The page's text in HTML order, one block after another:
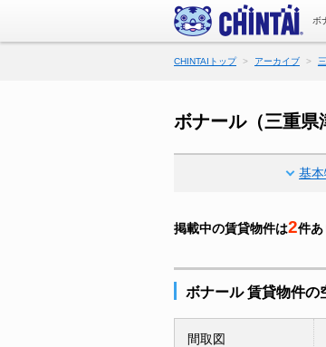
ボ
CHINTAIトップ アーカイブ
ボナール（三重県
基
掲載中の賃貸物件は2件あ
ボナール 賃貸物件の
間取図